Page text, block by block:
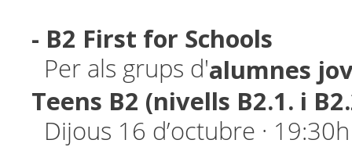
- B2 First for Schools
Per als grups d'alumnes
Teens B2 (nivells B2.1. i
Dijous 16 d’octubre · 19:30h